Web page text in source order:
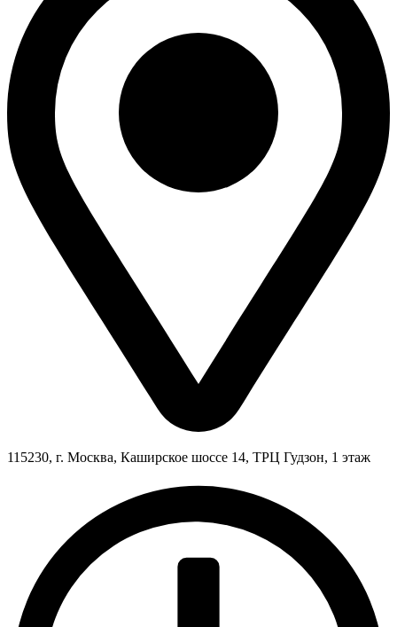
115230, г. Москва, Каширское шоссе 14, ТРЦ Гудзон, 1 этаж